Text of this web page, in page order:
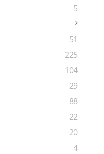
5
51
225
104
29
88
22
20
4